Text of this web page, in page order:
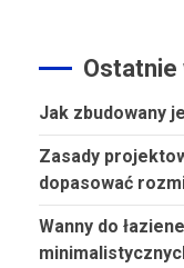
Ostatnie
Jak zbudowany
Zasady
dopasować
Wanny do